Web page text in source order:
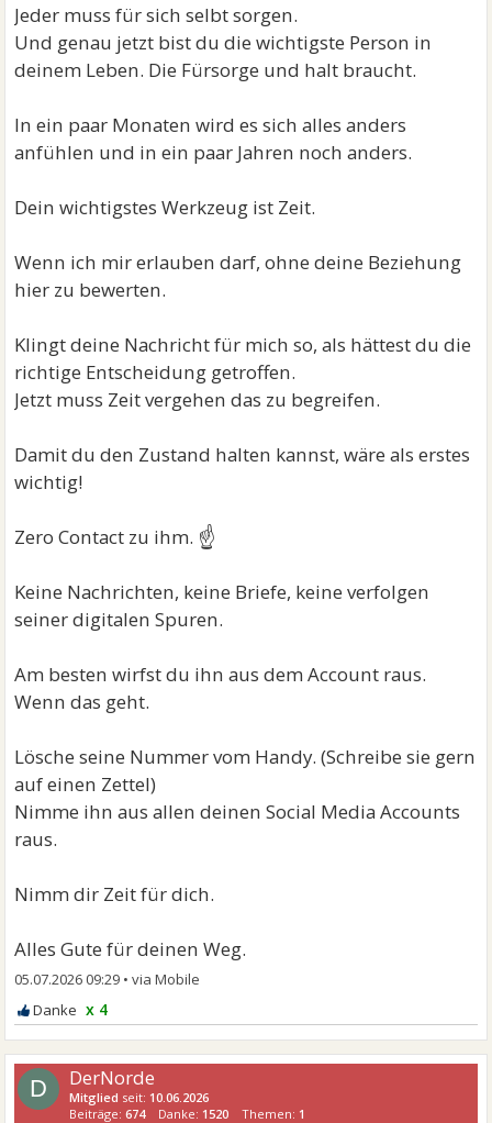
Jeder muss für sich selbt sorgen.
Und genau jetzt bist du die wichtigste Person in
deinem Leben. Die Fürsorge und halt braucht.
In ein paar Monaten wird es sich alles anders
anfühlen und in ein paar Jahren noch anders.
Dein wichtigstes Werkzeug ist Zeit.
Wenn ich mir erlauben darf, ohne deine Beziehung
hier zu bewerten.
Klingt deine Nachricht für mich so, als hättest du die
richtige Entscheidung getroffen.
Jetzt muss Zeit vergehen das zu begreifen.
Damit du den Zustand halten kannst, wäre als erstes
wichtig!
Zero Contact zu ihm. ☝
Keine Nachrichten, keine Briefe, keine verfolgen
seiner digitalen Spuren.
Am besten wirfst du ihn aus dem Account raus.
Wenn das geht.
Lösche seine Nummer vom Handy. (Schreibe sie gern
auf einen Zettel)
Nimme ihn aus allen deinen Social Media Accounts
raus.
Nimm dir Zeit für dich.
Alles Gute für deinen Weg.
05.07.2026 09:29 •
x 4
D DerNorde
Mitglied seit: 10.06.2026
Beiträge:674 Danke: 1520 Themen: 1